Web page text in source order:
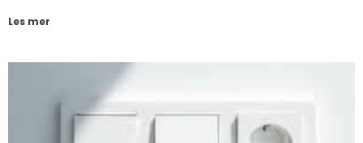
Les mer